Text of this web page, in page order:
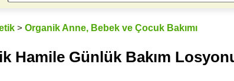
> Organik Anne, Bebek ve Çocuk Bakımı
Hamile Günlük Bakım